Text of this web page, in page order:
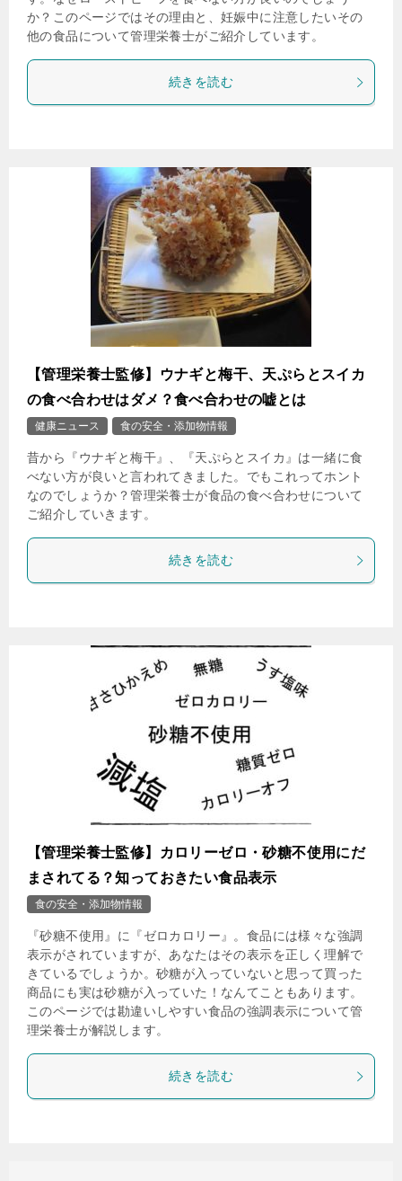
か？このページではその理由と、妊娠中に注意したいその
他の食品について管理栄養士がご紹介しています。
続きを読む
【管理栄養士監修】ウナギと梅干、天ぷらとスイカ
の食べ合わせはダメ？食べ合わせの嘘とは
健康ニュース 食の安全・添加物情報
昔から『ウナギと梅干』、『天ぷらとスイカ』は一緒に食
べない方が良いと言われてきました。でもこれってホント
なのでしょうか？管理栄養士が食品の食べ合わせについて
ご紹介していきます。
続きを読む
【管理栄養士監修】カロリーゼロ・砂糖不使用にだ
まされてる？知っておきたい食品表示
食の安全・添加物情報
『砂糖不使用』に『ゼロカロリー』。食品には様々な強調
表示がされていますが、あなたはその表示を正しく理解で
きているでしょうか。砂糖が入っていないと思って買った
商品にも実は砂糖が入っていた！なんてこともあります。
このページでは勘違いしやすい食品の強調表示について管
理栄養士が解説します。
続きを読む